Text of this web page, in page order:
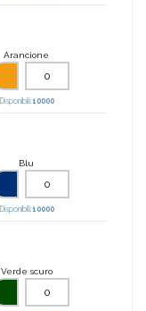
Arancione
Disponibili:10000
Blu
Disponibili:10000
Verde scuro